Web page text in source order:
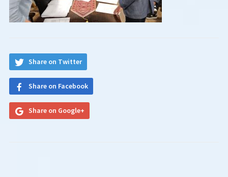
Share on Twitter
Share on Facebook
Share on Google+